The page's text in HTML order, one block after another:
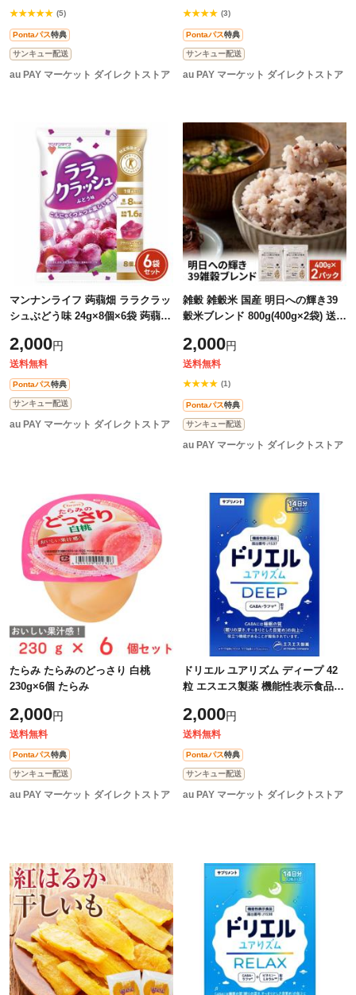
★★★★★ (5)
Pontaパス特典
サンキュー配送
au PAY マーケット ダイレクトストア
★★★★ (3)
Pontaパス特典
サンキュー配送
au PAY マーケット ダイレクトストア
マンナンライフ 蒟蒻畑 ララクラッ
シュぶどう味 24g×8個×6袋 蒟蒻畑
2,000円
送料無料
Pontaパス特典
サンキュー配送
au PAY マーケット ダイレクトストア
雑穀 雑穀米 国産 明日への輝き39
穀米ブレンド 800g(400g×2袋) 送料
ト食品
2,000円
送料無料
★★★★ (1)
Pontaパス特典
サンキュー配送
au PAY マーケット ダイレクトストア
たらみ たらみのどっさり 白桃
230g×6個 たらみ
2,000円
送料無料
Pontaパス特典
サンキュー配送
au PAY マーケット ダイレクトストア
ドリエル ユアリズム ディープ 42
粒 エスエス製薬 機能性表示食品
2,000円
送料無料
Pontaパス特典
サンキュー配送
au PAY マーケット ダイレクトストア